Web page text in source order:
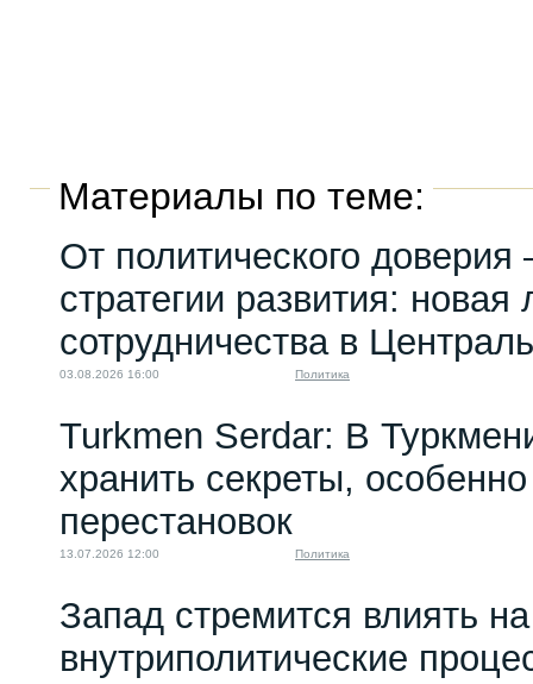
Материалы по теме:
От политического
стратегии развития: новая
сотрудничества в
03.08.2026 16:00 Политика
Turkmen Serdar: В
хранить секреты,
перестановок
13.07.2026 12:00 Политика
Запад стремится влиять на
внутриполитические